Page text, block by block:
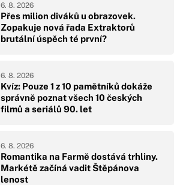
Přes milion diváků u obrazovek.
Zopakuje nová řada Extraktorů
brutální úspěch té první?
6. 8. 2026
Kvíz: Pouze 1 z 10 pamětníků dokáže
správně poznat všech 10 českých
filmů a seriálů 90. let
6. 8. 2026
Romantika na Farmě dostává trhliny.
Markétě začíná vadit Štěpánova
lenost
6. 8. 2026